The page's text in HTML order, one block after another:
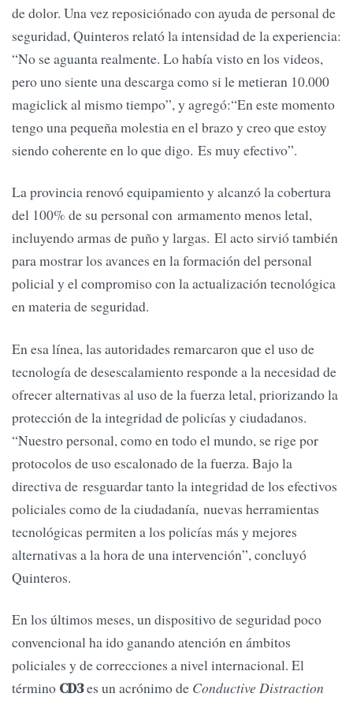
de dolor. Una vez reposiciónado con ayuda de personal de
seguridad, Quinteros relató la intensidad de la experiencia:
“No se aguanta realmente. Lo había visto en los videos,
pero uno siente una descarga como si le metieran 10.000
magiclick al mismo tiempo”, y agregó:“En este momento
tengo una pequeña molestia en el brazo y creo que estoy
siendo coherente en lo que digo. Es muy efectivo”.
La provincia renovó equipamiento y alcanzó la cobertura
del 100% de su personal con armamento menos letal,
incluyendo armas de puño y largas. El acto sirvió también
para mostrar los avances en la formación del personal
policial y el compromiso con la actualización tecnológica
en materia de seguridad.
En esa línea, las autoridades remarcaron que el uso de
tecnología de desescalamiento responde a la necesidad de
ofrecer alternativas al uso de la fuerza letal, priorizando la
protección de la integridad de policías y ciudadanos.
“Nuestro personal, como en todo el mundo, se rige por
protocolos de uso escalonado de la fuerza. Bajo la
directiva de resguardar tanto la integridad de los efectivos
policiales como de la ciudadanía, nuevas herramientas
tecnológicas permiten a los policías más y mejores
alternativas a la hora de una intervención”, concluyó
Quinteros.
En los últimos meses, un dispositivo de seguridad poco
convencional ha ido ganando atención en ámbitos
policiales y de correcciones a nivel internacional. El
término CD3es un acrónimo de Conductive Distraction